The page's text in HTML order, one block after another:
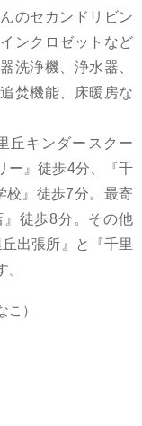
のセカンドリビン
ンクロゼットなど
洗浄機、浄水器、
焚機能、床暖房な
丘キンダースクー
ー』徒歩4分、『千
校』徒歩7分。最寄
徒歩8分。その他
出張所』と『千里
こ）